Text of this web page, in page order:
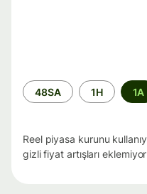
Zaman
aralığı
48SA 1H 1A
Reel piyasa kurunu
gizli fiyat artışları